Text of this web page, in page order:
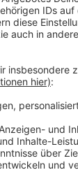
noch
Stadium ist